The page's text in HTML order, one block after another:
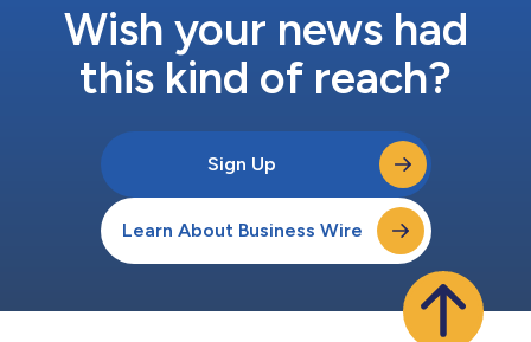
Wish your news had
this kind of reach?
Sign Up
Learn About Business Wire